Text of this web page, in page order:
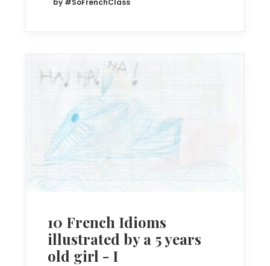
by #SoFrenchClass
10 French Idioms
illustrated by a 5 years
old girl - I